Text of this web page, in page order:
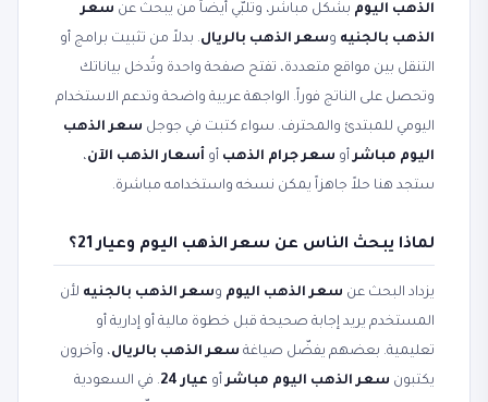
الذهب اليوم بشكل مباشر، وتلبّي أيضاً من يبحث عن سعر
الذهب بالجنيه وسعر الذهب بالريال. بدلاً من تثبيت برامج أو
التنقل بين مواقع متعددة، تفتح صفحة واحدة وتُدخل بياناتك
وتحصل على الناتج فوراً. الواجهة عربية واضحة وتدعم الاستخدام
اليومي للمبتدئ والمحترف. سواء كتبت في جوجل سعر الذهب
اليوم مباشرأو سعر جرام الذهب أو أسعار الذهب الآن،
ستجد هنا حلاً جاهزاً يمكن نسخه واستخدامه مباشرة.
لماذا يبحث الناس عن سعر الذهب اليوم وعيار 21؟
يزداد البحث عن سعر الذهب اليوم وسعر الذهب بالجنيه لأن
المستخدم يريد إجابة صحيحة قبل خطوة مالية أو إدارية أو
تعليمية. بعضهم يفضّل صياغة سعر الذهب بالريال، وآخرون
يكتبون سعر الذهب اليوم مباشرأو عيار 24
. في السعودية